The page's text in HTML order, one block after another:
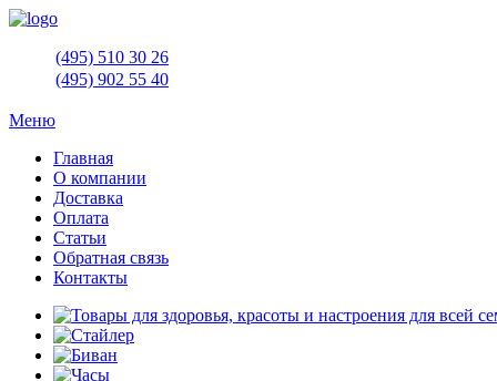
(495) 510 30 26
(495) 902 55 40
Меню
Главная
О компании
Доставка
Оплата
Статьи
Обратная связь
Контакты